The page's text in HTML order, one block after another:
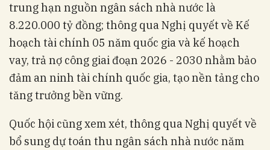
trung hạn nguồn ngân sách nhà nước là
8.220.000 tỷ đồng; thông qua Nghị quyết về Kế
hoạch tài chính 05 năm quốc gia và kế hoạch
vay, trả nợ công giai đoạn 2026 - 2030 nhằm bảo
đảm an ninh tài chính quốc gia, tạo nền tảng cho
tăng trưởng bền vững.
Quốc hội cũng xem xét, thông qua Nghị quyết về
bổ sung dự toán thu ngân sách nhà nước năm